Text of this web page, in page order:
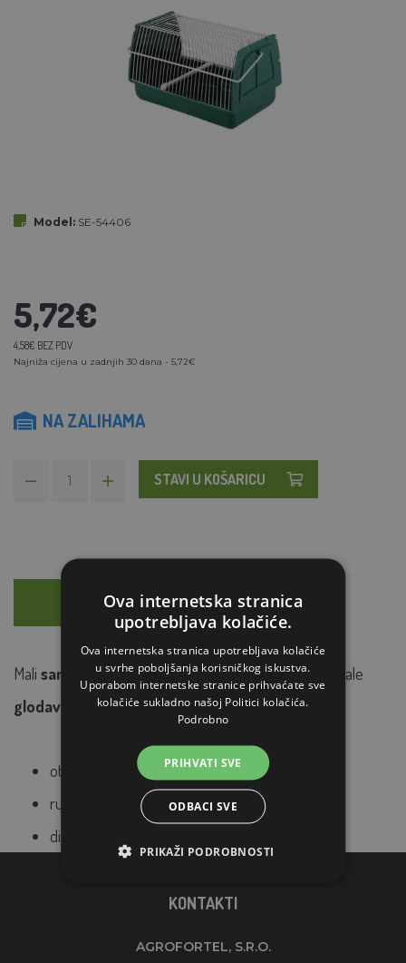
Model: SE-54406
5,72€
4,58€ BEZ PDV
Najniža cijena u zadnjih 30 dana - 5,72€
NA ZALIHAMA
STAVI U KOŠARICU
SAVJETOVANJE
Mali sanduk pogodan zahrčke,zamorcei druge male
glodavce
otvaranje odozgo
ručka za nošenje
dimenzije: 21 x 15 x 14 cm (DxŠxV)
KONTAKTI
AGROFORTEL, S.R.O.
Ova internetska stranica
upotrebljava kolačiće.
Ova internetska stranica upotrebljava kolačiće
u svrhe poboljšanja korisničkog iskustva.
Uporabom internetske stranice prihvaćate sve
kolačiće sukladno našoj Politici kolačića.
Podrobno
PRIHVATI SVE
ODBACI SVE
PRIKAŽI PODROBNOSTI